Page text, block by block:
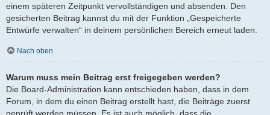
einem späteren Zeitpunkt vervollständigen und absenden. Den
gesicherten Beitrag kannst du mit der Funktion „Gespeicherte
Entwürfe verwalten“ in deinem persönlichen Bereich erneut laden.
Nach oben
Warum muss mein Beitrag erst freigegeben werden?
Die Board-Administration kann entschieden haben, dass in dem
Forum, in dem du einen Beitrag erstellt hast, die Beiträge zuerst